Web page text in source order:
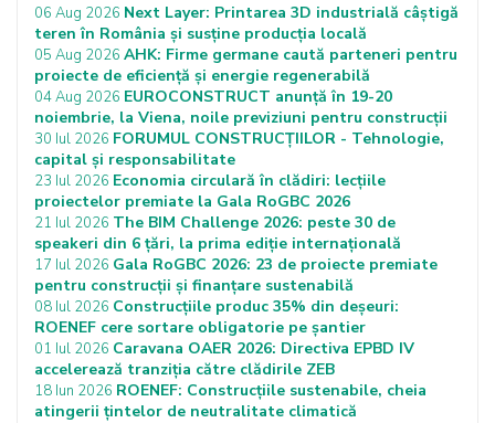
06 Aug 2026 Next Layer: Printarea 3D industrială câștigă
teren în România și susține producția locală
05 Aug 2026 AHK: Firme germane caută parteneri pentru
proiecte de eficiență și energie regenerabilă
04 Aug 2026 EUROCONSTRUCT anunță în 19-20
noiembrie, la Viena, noile previziuni pentru construcții
30 Iul 2026 FORUMUL CONSTRUCȚIILOR - Tehnologie,
capital și responsabilitate
23 Iul 2026 Economia circulară în clădiri: lecțiile
proiectelor premiate la Gala RoGBC 2026
21 Iul 2026 The BIM Challenge 2026: peste 30 de
speakeri din 6 țări, la prima ediție internațională
17 Iul 2026 Gala RoGBC 2026: 23 de proiecte premiate
pentru construcții și finanțare sustenabilă
08 Iul 2026 Construcțiile produc 35% din deșeuri:
ROENEF cere sortare obligatorie pe șantier
01 Iul 2026 Caravana OAER 2026: Directiva EPBD IV
accelerează tranziția către clădirile ZEB
18 Iun 2026 ROENEF: Construcțiile sustenabile, cheia
atingerii țintelor de neutralitate climatică